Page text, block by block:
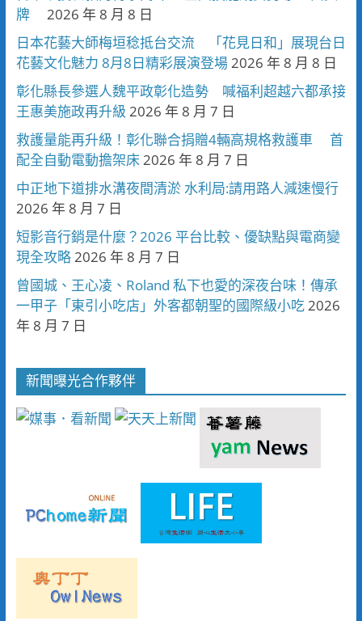
牌
2026 年 8 月 8 日
日本花藝大師梅垣稔抵台交流 「花見日和」展現台日
花藝文化魅力 8月8日精彩展演登場2026 年 8 月 8 日
彰化縣長參選人魏平政彰化造勢 喊福利超越六都承接
王惠美施政再升級 2026 年 8 月 7 日
救護量能再升級！彰化聯合捐贈4輛高規格救護車 首
配全自動電動擔架床2026 年 8 月 7 日
中正地下道排水溝夜間清淤 水利局:請用路人減速慢行
2026 年 8 月 7 日
短影音行銷是什麼？2026 平台比較、優缺點與電商變
現全攻略2026 年 8 月 7 日
曾國城、王心凌、Roland 私下也愛的深夜台味！傳承
一甲子「東引小吃店」外客都朝聖的國際級小吃2026
年 8 月 7 日
新聞曝光合作夥伴